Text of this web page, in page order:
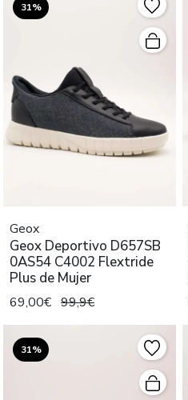
31%
Geox
Geox Deportivo D657SB
0AS54 C4002 Flextride
Plus de Mujer
69,00€ 99,9€
31%